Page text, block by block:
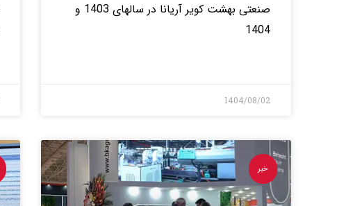
صنعتی بهشت کویر آریانا در سالهای 1403 و
1404
1404/08/02
خبر